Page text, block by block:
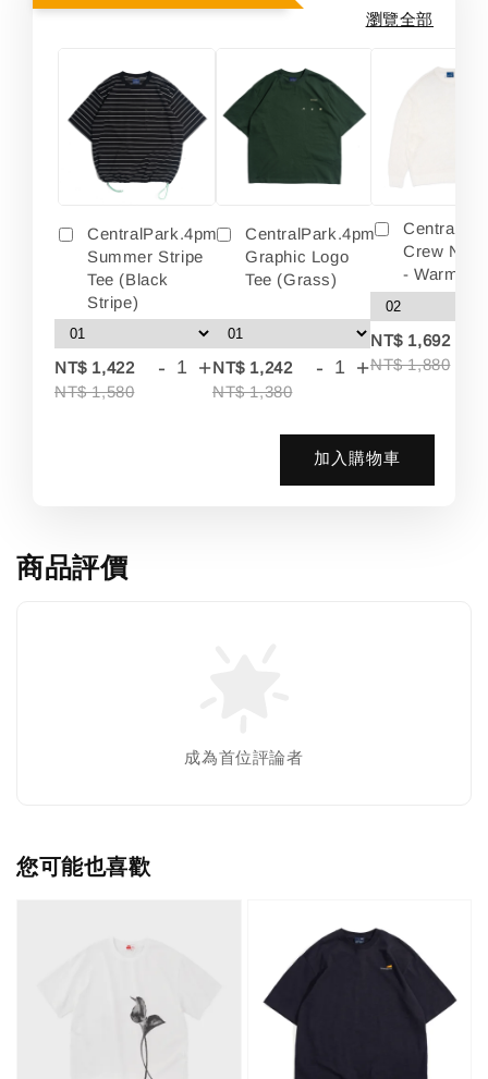
瀏覽全部
CentralPark.4pm
Summer Stripe
Tee (Black
Stripe)
NT$ 1,422
NT$ 1,580
- +
CentralPark.4pm
Graphic Logo
Tee (Grass)
NT$ 1,242
NT$ 1,380
- +
Crew
- Warm
NT$ 1,692
NT$ 1,880
加入購物車
商品評價
成為首位評論者
您可能也喜歡